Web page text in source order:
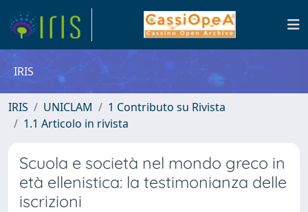
IRIS
IRIS UNICLAM
1 Contributo su Rivista
1.1 Articolo in rivista
Scuola e società nel mondo greco in
età ellenistica: la testimonianza delle
iscrizioni